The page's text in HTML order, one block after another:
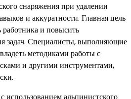
снаряжения при удалении
и аккуратности. Главная цель
работника и повысить
задач. Специалисты, выполняющие
методиками работы с
и другими инструментами,